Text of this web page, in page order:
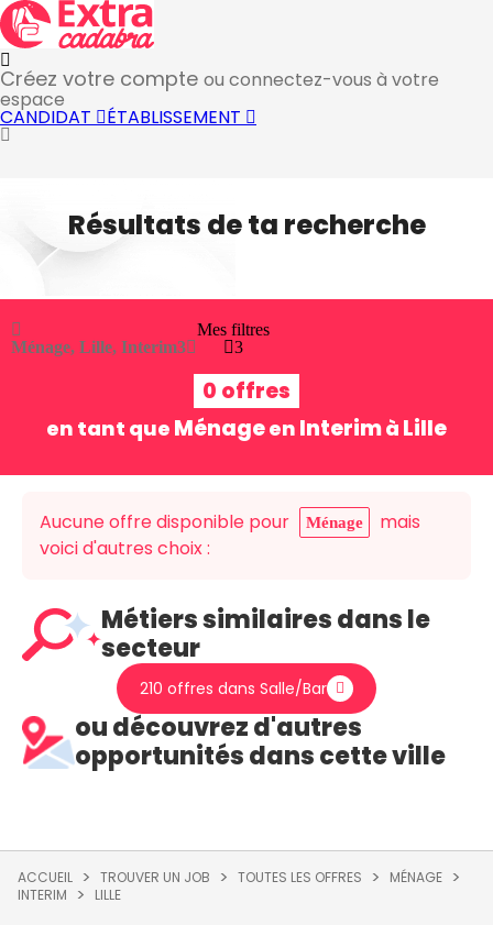
Créez votre compte ou connectez-vous à votre
espace
CANDIDAT ÉTABLISSEMENT
Résultats de ta recherche
Ménage, Lille, Interim3
Mes filtres
3
0 offres
en tant que Ménageen Interimà Lille
Aucune offre disponible pour Ménage
mais
voici d'autres choix :
Métiers similaires dans le
secteur
210 offres dans Salle/Bar
ou découvrez d'autres
opportunités dans cette ville
ACCUEIL TROUVER UN JOB TOUTES LES OFFRES
MÉNAGE
INTERIM
LILLE